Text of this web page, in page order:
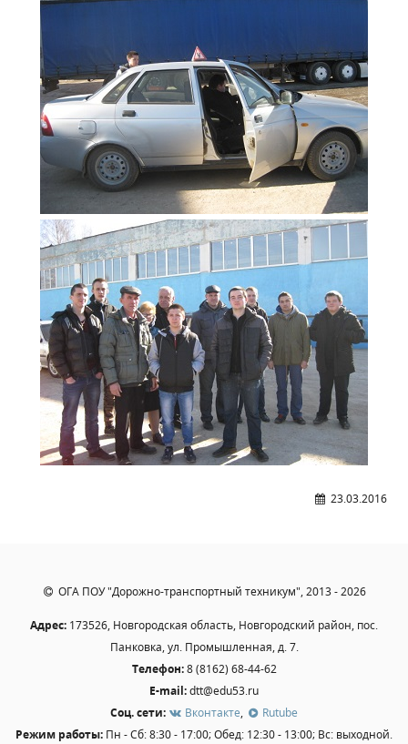
Безопасность на железной дороге
ГТО
Дополнительное образование
Информационная безопасность
Информация для детей-сирот
Памятные даты военной истории
Пожарная безопасность
Программа воспитания
Противодействие терроризму
Профилактическая работа
Работа педагога-психолога
Студенческий совет
Студенческий спортивный клуб
МЕТОДИЧЕСКАЯ РАБОТА
В помощь педагогам и мастерам ПО
ПОЛЕЗНЫЕ ССЫЛКИ
Министерство науки и высшего образования
Главное управление по контролю за оборотом
наркотиков
23.03.2016
ОГА ПОУ "Дорожно-транспортный техникум", 2013 - 2026
Адрес: 173526, Новгородская область, Новгородский район, пос.
Панковка, ул. Промышленная, д. 7.
Телефон:8 (8162) 68-44-62
E-mail:dtt@edu53.ru
Соц. сети:
Вконтакте,
Rutube
Режим работы: Пн - Сб: 8:30 - 17:00; Обед: 12:30 - 13:00; Вс: выходной.